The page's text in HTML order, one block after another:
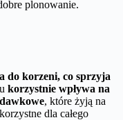
plonowanie.
do korzeni, co sprzyja
korzystnie wpływa na
, które żyją na
dla całego